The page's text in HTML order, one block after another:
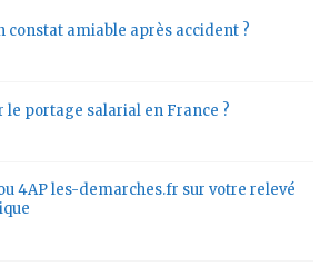
amiable après accident ?
le portage salarial en France ?
4AP les-demarches.fr sur votre relevé